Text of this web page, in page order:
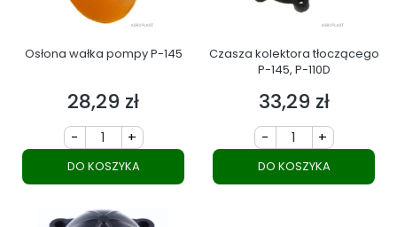
Osłona wałka pompy P-145
Cena
28,29 zł
- +
DO KOSZYKA
Czasza kolektora tłoczącego
P-145, P-110D
Cena
33,29 zł
- +
DO KOSZYKA